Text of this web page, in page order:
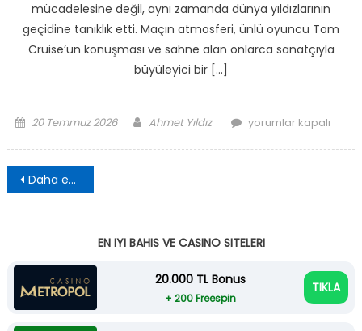
mücadelesine değil, aynı zamanda dünya yıldızlarının
geçidine tanıklık etti. Maçın atmosferi, ünlü oyuncu Tom
Cruise’un konuşması ve sahne alan onlarca sanatçıyla
büyüleyici bir […]
Posted
20 Temmuz 2026 Author
Ahmet Yıldız
Matadorların
için
yorumlar kapalı
Yazı
gezinmesi
Daha eski yazılar
EN IYI BAHIS VE CASINO SITELERI
20.000 TL Bonus
+ 200 Freespin
TIKLA